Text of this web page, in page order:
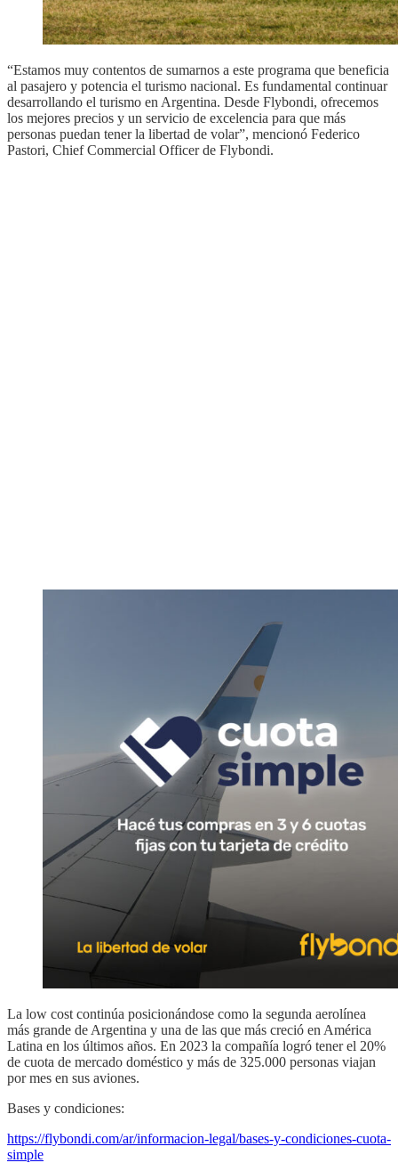
“Estamos muy contentos de sumarnos a este programa que beneficia
al pasajero y potencia el turismo nacional. Es fundamental continuar
desarrollando el turismo en Argentina. Desde Flybondi, ofrecemos
los mejores precios y un servicio de excelencia para que más
personas puedan tener la libertad de volar”, mencionó Federico
Pastori, Chief Commercial Officer de Flybondi.
La low cost continúa posicionándose como la segunda aerolínea
más grande de Argentina y una de las que más creció en América
Latina en los últimos años. En 2023 la compañía logró tener el 20%
de cuota de mercado doméstico y más de 325.000 personas viajan
por mes en sus aviones.
Bases y condiciones:
https://flybondi.com/ar/informacion-legal/bases-y-condiciones-cuota-
simple